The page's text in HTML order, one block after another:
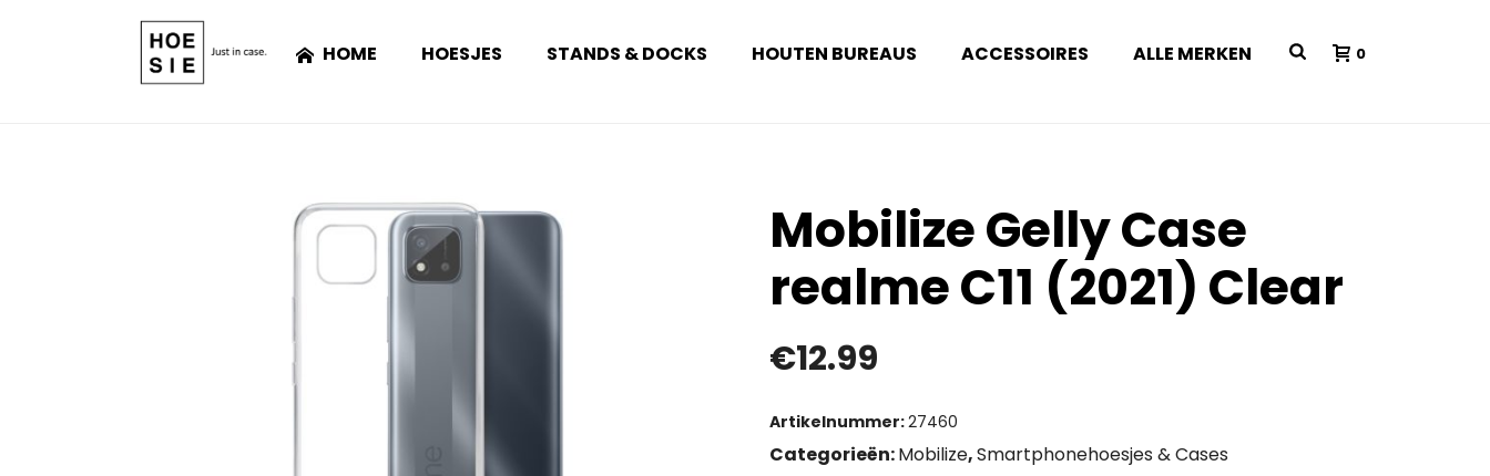
HOME HOESJES STANDS & DOCKS HOUTEN BUREAUS ACCESSOIRES ALLE MERKEN 0
Mobilize Gelly Case
realme C11 (2021) Clear
€12.99
Artikelnummer:27460
Categorieën:Mobilize,Smartphonehoesjes & Cases